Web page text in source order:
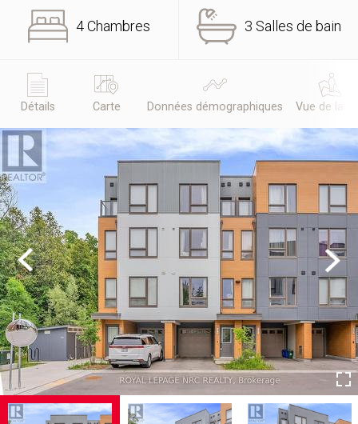
4 Chambres 3 Salles de bain
Détails Carte Données démographiques Vue de la
Previous Next